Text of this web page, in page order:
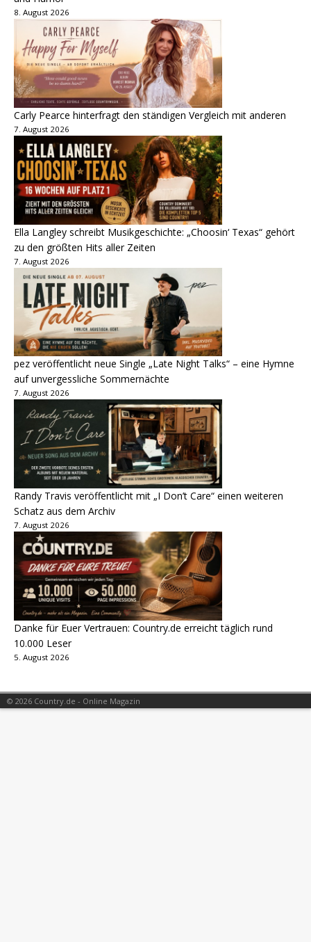
8. August 2026
Carly Pearce hinterfragt den ständigen Vergleich mit anderen
7. August 2026
Ella Langley schreibt Musikgeschichte: „Choosin‘ Texas“ gehört
zu den größten Hits aller Zeiten
7. August 2026
pez veröffentlicht neue Single „Late Night Talks“ – eine Hymne
auf unvergessliche Sommernächte
7. August 2026
Randy Travis veröffentlicht mit „I Don’t Care“ einen weiteren
Schatz aus dem Archiv
7. August 2026
Danke für Euer Vertrauen: Country.de erreicht täglich rund
10.000 Leser
5. August 2026
© 2026 Country.de - Online Magazin